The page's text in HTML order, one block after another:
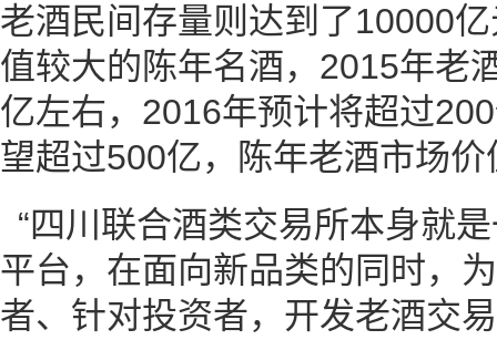
老酒民间存量则达到了10000
值较大的陈年名酒，2015年老
亿左右，2016年预计将超过
望超过500亿，陈年老酒市场
“四川联合酒类交易所本身就
平台，在面向新品类的同时，
者、针对投资者，开发老酒交